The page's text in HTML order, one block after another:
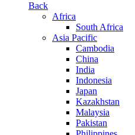
Back
Africa
South Africa
Asia Pacific
Cambodia
China
India
Indonesia
Japan
Kazakhstan
Malaysia
Pakistan